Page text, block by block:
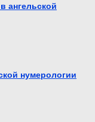
ангельской
нумерологии